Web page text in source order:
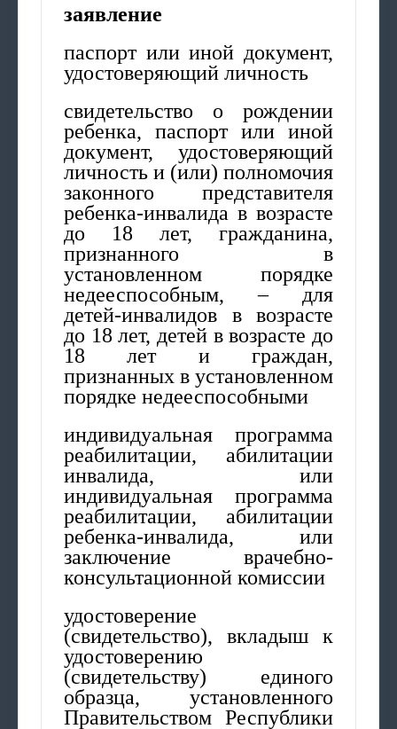
заявление
паспорт или иной документ,
удостоверяющий личность
свидетельство о рождении
ребенка, паспорт или иной
документ, удостоверяющий
личность и (или) полномочия
законного представителя
ребенка-инвалида в возрасте
до 18 лет, гражданина,
признанного в
установленном порядке
недееспособным, – для
детей-инвалидов в возрасте
до 18 лет, детей в возрасте до
18 лет и граждан,
признанных в установленном
порядке недееспособными
индивидуальная программа
реабилитации, абилитации
инвалида, или
индивидуальная программа
реабилитации, абилитации
ребенка-инвалида, или
заключение врачебно-
консультационной комиссии
удостоверение
(свидетельство), вкладыш к
удостоверению
(свидетельству) единого
образца, установленного
Правительством Республики